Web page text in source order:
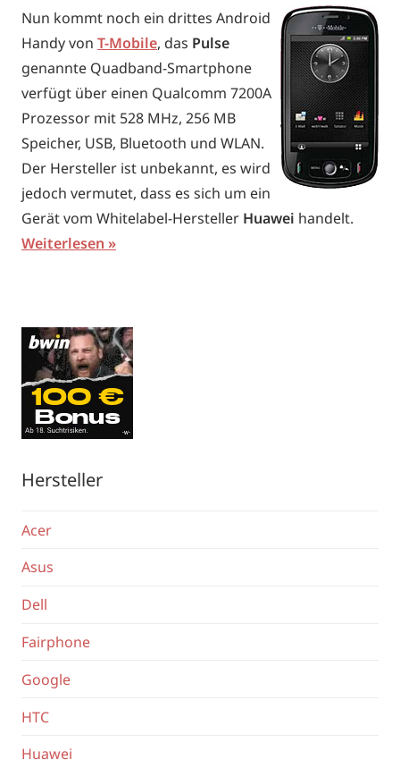
Nun kommt noch ein drittes Android
Handy von T-Mobile, das Pulse
genannte Quadband-Smartphone
verfügt über einen Qualcomm 7200A
Prozessor mit 528 MHz, 256 MB
Speicher, USB, Bluetooth und WLAN.
Der Hersteller ist unbekannt, es wird
jedoch vermutet, dass es sich um ein
Gerät vom Whitelabel-Hersteller Huawei handelt.
Weiterlesen
Hersteller
Acer
Asus
Dell
Fairphone
Google
HTC
Huawei